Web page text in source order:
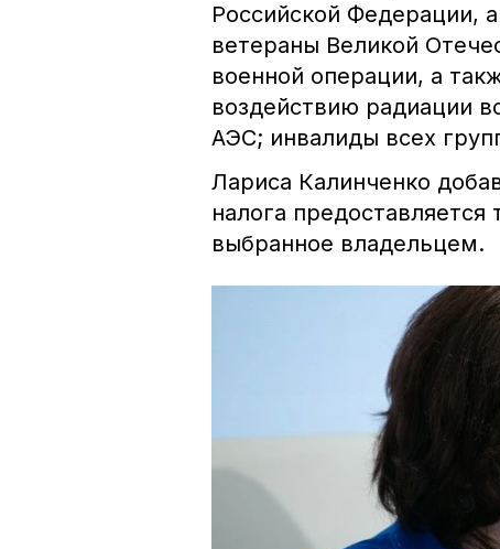
Российской Федерации,
ветераны Великой
военной операции, а
воздействию радиации
АЭС; инвалиды всех
Лариса Калинченко
налога
выбранное владельцем.